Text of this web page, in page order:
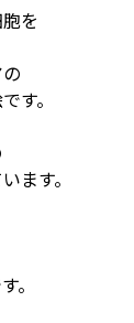
を
す。
ます。
。